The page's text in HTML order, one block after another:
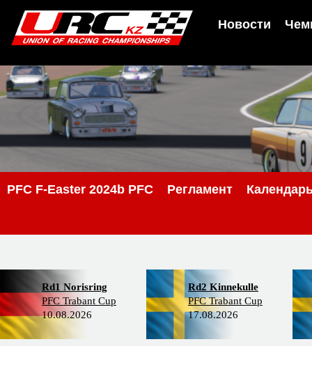
Новости
PFС F-Easter 2024b PFC Регламент
Rd1 Norisring
PFC Trabant Cup
10.08.2026
Rd2 Kinnekulle
PFC Trabant Cup
17.08.2026